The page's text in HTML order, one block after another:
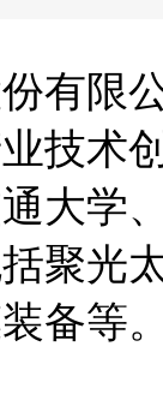
有限
技术
大学
聚光
备等